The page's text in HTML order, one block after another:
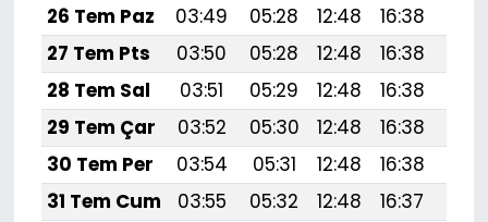
26 Tem Paz
03:49 05:28 12:48 16:38
27 Tem Pts
03:50 05:28 12:48 16:38
28 Tem Sal
03:51 05:29 12:48 16:38
29 Tem Çar
03:52 05:30 12:48 16:38
30 Tem Per
03:54 05:31 12:48 16:38
31 Tem Cum
03:55 05:32 12:48 16:37